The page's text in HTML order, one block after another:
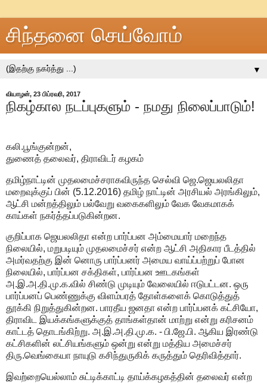
சிந்தனை செய்வோம்
▼
வியாழன், 23 பிப்ரவரி, 2017
நிகழ்கால நடப்புகளும் - நமது நிலைப்பாடும்!
கலி.பூங்குன்றன்,
துணைத் தலைவர், திராவிடர் கழகம்
தமிழ்நாட்டின் முதலமைச்சராகவிருந்த செல்வி ஜெ.ஜெயலலிதா
மறைவுக்குப் பின் (5.12.2016) தமிழ் நாட்டின் அரசியல் அரங்கிலும்,
ஆட்சி மன்றத்திலும் பல்வேறு வகைகளிலும் வேக வேகமாகக்
காய்கள் நகர்த்தப்படுகின்றன.
குறிப்பாக ஜெயலலிதா என்ற பார்ப்பன அம்மையார் மறைந்த
நிலையில், மறுபடியும் முதலமைச்சர் என்ற ஆட்சி அதிகார பீடத்தில்
அமர்வதற்கு இன் னொரு பார்ப்பனர் அமைய வாய்ப்பற்றுப் போன
நிலையில், பார்ப்பன சக்திகள், பார்ப்பன ஊடகங்கள்
அ.இ.அ.தி.மு.க.வில் சிண்டு முடியும் வேலையில் ஈடுபட்டன. ஒரு
பார்ப்பனப் பெண்ணுக்கு விளம்பரத் தோள்களைக் கொடுத்துத்
தூக்கி நிறுத்துகின்றன. பாரதீய ஜனதா என்ற பார்ப்பனக் கட்சியோ,
திராவிட இயக்கங்களுக்குத் தாங்கள்தான் மாற்று என்று கரிசனம்
காட்டத் தொடங்கிற்று. அ.இ.அ.தி.மு.க. - பி.ஜே.பி. ஆகிய இரண்டு
கட்சிகளின் லட்சியங்களும் ஒன்று என்று மத்திய அமைச்சர்
திரு.வெங்கையா நாயுடு கசிந்துருகிக் கருத்தும் தெரிவித்தார்.
இவற்றையெல்லாம் சுட்டிக்காட்டி தாய்க்கழகத்தின் தலைவர் என்ற